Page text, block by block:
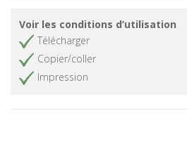
Voir les conditions d’utilisation
Télécharger
Copier/coller
Impression